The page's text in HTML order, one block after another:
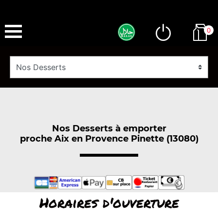
0
Nos Desserts à emporter
proche Aix en Provence Pinette (13080)
Horaires d'ouverture